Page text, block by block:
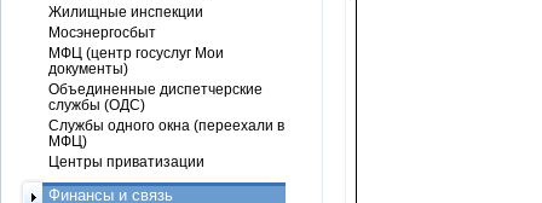
Жилищные инспекции
Мосэнергосбыт
МФЦ (центр госуслуг Мои
документы)
Объединенные диспетчерские
службы (ОДС)
Службы одного окна (переехали в
МФЦ)
Центры приватизации
Финансы и связь